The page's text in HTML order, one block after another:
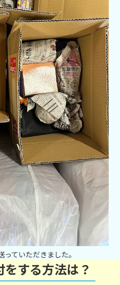
ていただきました。
する方法は？